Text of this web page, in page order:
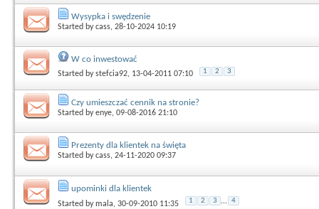
Wysypka i swędzenie
Started bycass, 28-10-2024 10:19
W co inwestować
Started bystefcia92, 13-04-2011 07:10 1 2 3
Czy umieszczać cennik na stronie?
Started byenye, 09-08-2016 21:10
Prezenty dla klientek na święta
Started bycass, 24-11-2020 09:37
upominki dla klientek
Started bymala, 30-09-2010 11:35 1 2 3 ... 4